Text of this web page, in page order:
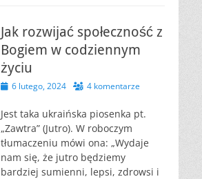
Jak rozwijać społeczność z
Bogiem w codziennym
życiu
Opublikowano
6 lutego, 2024 4 komentarze
Jest taka ukraińska piosenka pt.
„Zawtra” (Jutro). W roboczym
tłumaczeniu mówi ona: „Wydaje
nam się, że jutro będziemy
bardziej sumienni, lepsi, zdrowsi i